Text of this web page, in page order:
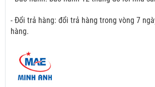
- Đổi trả hàng: đổi trả hàng trong vòng 7
hàng.